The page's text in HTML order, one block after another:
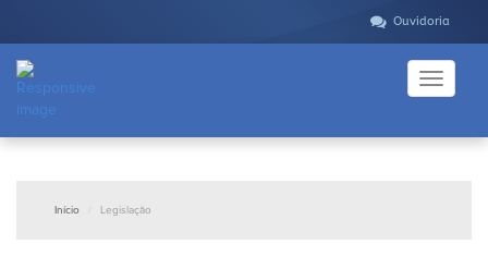
Ouvidoria
Toggle
Início Legislação